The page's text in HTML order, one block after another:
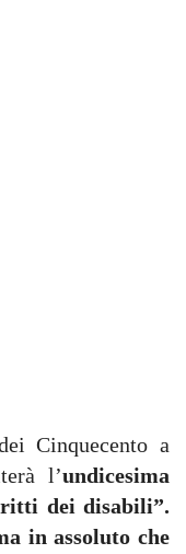
Cinquecento a
l’undicesima
dei disabili”.
in assoluto che